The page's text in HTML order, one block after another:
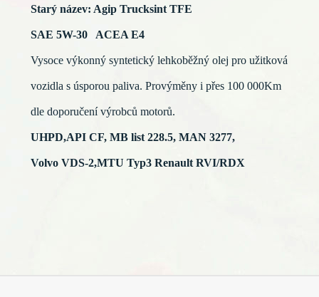
Starý název: Agip Trucksint TFE
SAE 5W-30 ACEA E4
Vysoce výkonný syntetický lehkoběžný olej pro užitková
vozidla s úsporou paliva. Provýměny i přes 100 000Km
dle doporučení výrobců motorů.
UHPD,API CF, MB list 228.5, MAN 3277,
Volvo VDS-2,MTU Typ3 Renault RVI/RDX